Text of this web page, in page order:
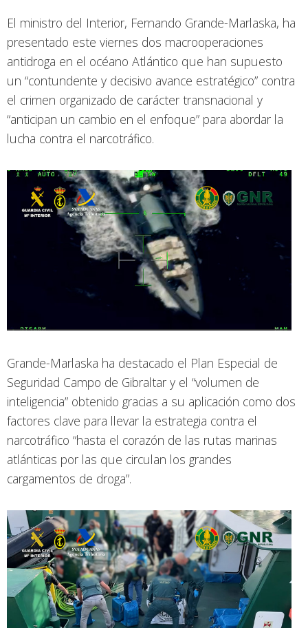
El ministro del Interior, Fernando Grande-Marlaska, ha
presentado este viernes dos macrooperaciones
antidroga en el océano Atlántico que han supuesto
un “contundente y decisivo avance estratégico” contra
el crimen organizado de carácter transnacional y
“anticipan un cambio en el enfoque” para abordar la
lucha contra el narcotráfico.
Grande-Marlaska ha destacado el Plan Especial de
Seguridad Campo de Gibraltar y el “volumen de
inteligencia” obtenido gracias a su aplicación como dos
factores clave para llevar la estrategia contra el
narcotráfico “hasta el corazón de las rutas marinas
atlánticas por las que circulan los grandes
cargamentos de droga”.